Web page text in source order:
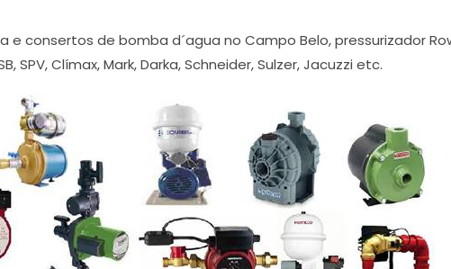
consertos de bomba d´agua no Campo Belo, pressurizador
SPV, Clímax, Mark, Darka, Schneider, Sulzer, Jacuzzi etc.